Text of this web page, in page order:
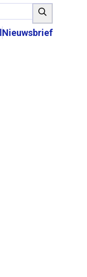
Nieuwsbrief
Zoeken